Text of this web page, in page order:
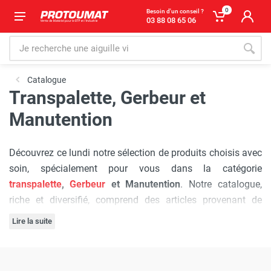
Besoin d'un conseil ?
03 88 08 65 06
0
Catalogue
Transpalette, Gerbeur et
Manutention
Découvrez ce lundi notre sélection de produits choisis avec
soin, spécialement pour vous dans la catégorie
transpalette, Gerbeur et Manutention. Notre catalogue,
riche et diversifié, comprend des articles provenant de
marques plébiscitées par les professionnels, chacune
Lire la suite